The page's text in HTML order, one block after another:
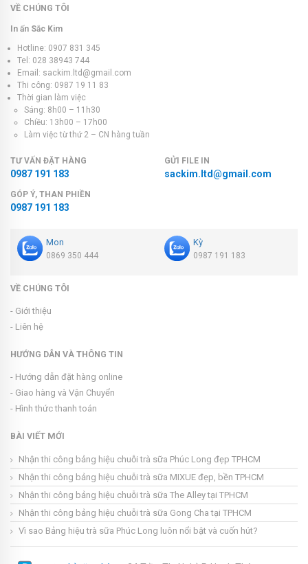
VỀ CHÚNG TÔI
In ấn Sắc Kim
Hotline: 0907 831 345
Tel: 028 38943 744
Email: sackim.ltd@gmail.com
Thi công: 0987 19 11 83
Thời gian làm việc
Sáng: 8h00 – 11h30
Chiều: 13h00 – 17h00
Làm việc từ thứ 2 – CN hàng tuần
TƯ VẤN ĐẶT HÀNG
0987 191 183
GỬI FILE IN
sackim.ltd@gmail.com
GÓP Ý, THAN PHIỀN
0987 191 183
Mon
0869 350 444
Kỳ
0987 191 183
VỀ CHÚNG TÔI
- Giới thiệu
- Liên hệ
HƯỚNG DẪN VÀ THÔNG TIN
- Hướng dẫn đặt hàng online
- Giao hàng và Vận Chuyển
- Hình thức thanh toán
BÀI VIẾT MỚI
Nhận thi công bảng hiệu chuỗi trà sữa Phúc Long đẹp TPHCM
Nhận thi công bảng hiệu chuỗi trà sữa MIXUE đẹp, bền TPHCM
Nhận thi công bảng hiệu chuỗi trà sữa The Alley tại TPHCM
Nhận thi công bảng hiệu chuỗi trà sữa Gong Cha tại TPHCM
Vì sao Bảng hiệu trà sữa Phúc Long luôn nổi bật và cuốn hút?